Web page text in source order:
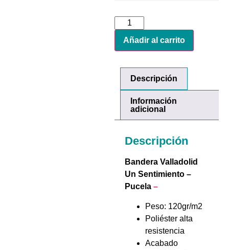
Añadir al carrito
Descripción
Información
adicional
Descripción
Bandera Valladolid
Un Sentimiento –
Pucela –
Peso: 120gr/m2
Poliéster alta
resistencia
Acabado